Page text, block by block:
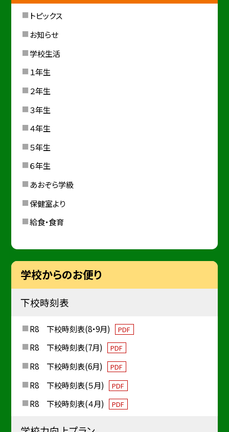
トピックス
お知らせ
学校生活
１年生
２年生
３年生
４年生
５年生
６年生
あおぞら学級
保健室より
給食・食育
学校からのお便り
下校時刻表
R8 下校時刻表(8・9月) PDF
R8 下校時刻表(7月) PDF
R8 下校時刻表(6月) PDF
R8 下校時刻表(５月) PDF
R8 下校時刻表(４月) PDF